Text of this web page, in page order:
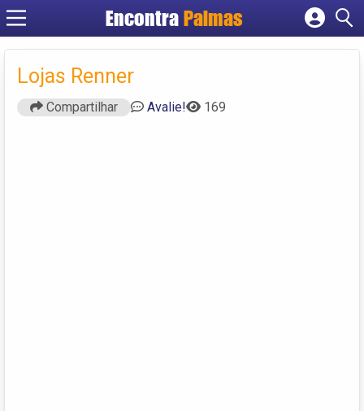
Encontra Palmas
Cadastrar empresa
Lojas Renner
Compartilhar Avalie! 169